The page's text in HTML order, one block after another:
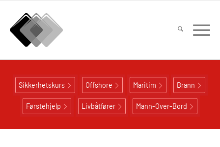
Sikkerhetskurs Offshore Maritim Brann
Førstehjelp Livbåtfører Mann-Over-Bord